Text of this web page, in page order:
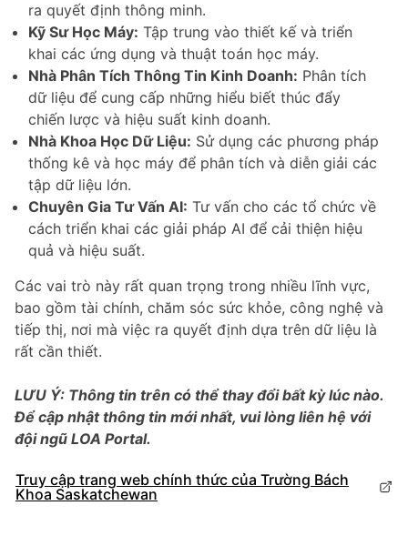
ra quyết định thông minh.
Kỹ Sư Học Máy: Tập trung vào thiết kế và triển
khai các ứng dụng và thuật toán học máy.
Nhà Phân Tích Thông Tin Kinh Doanh: Phân tích
dữ liệu để cung cấp những hiểu biết thúc đẩy
chiến lược và hiệu suất kinh doanh.
Nhà Khoa Học Dữ Liệu: Sử dụng các phương pháp
thống kê và học máy để phân tích và diễn giải các
tập dữ liệu lớn.
Chuyên Gia Tư Vấn AI: Tư vấn cho các tổ chức về
cách triển khai các giải pháp AI để cải thiện hiệu
quả và hiệu suất.
Các vai trò này rất quan trọng trong nhiều lĩnh vực,
bao gồm tài chính, chăm sóc sức khỏe, công nghệ và
tiếp thị, nơi mà việc ra quyết định dựa trên dữ liệu là
rất cần thiết.
LƯU Ý: Thông tin trên có thể thay đổi bất kỳ lúc nào.
Để cập nhật thông tin mới nhất, vui lòng liên hệ với
đội ngũ LOA Portal.
Truy cập trang web chính thức của Trường Bách
Khoa Saskatchewan